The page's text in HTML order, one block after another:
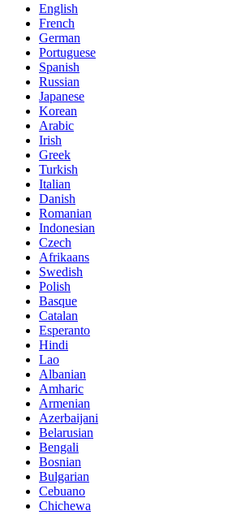
English
French
German
Portuguese
Spanish
Russian
Japanese
Korean
Arabic
Irish
Greek
Turkish
Italian
Danish
Romanian
Indonesian
Czech
Afrikaans
Swedish
Polish
Basque
Catalan
Esperanto
Hindi
Lao
Albanian
Amharic
Armenian
Azerbaijani
Belarusian
Bengali
Bosnian
Bulgarian
Cebuano
Chichewa